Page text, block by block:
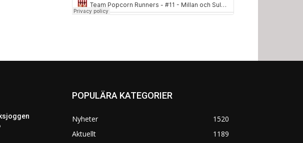
POPULÄRA KATEGORIER
Nyheter
1520
Aktuellt
1189